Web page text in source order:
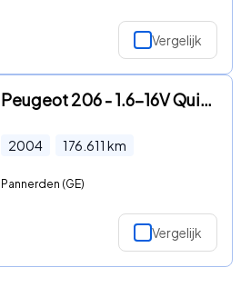
Vergelijk
Peugeot 206 - 1.6-16V Quiksilver Clima/Centr. vergr./Elektr. ramen/Lm velg
2004 176.611 km
Pannerden (GE)
Vergelijk